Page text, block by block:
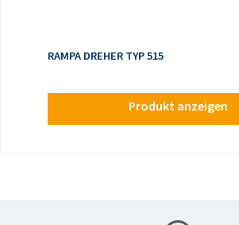
RAMPA DREHER TYP 515
Produkt anzeigen